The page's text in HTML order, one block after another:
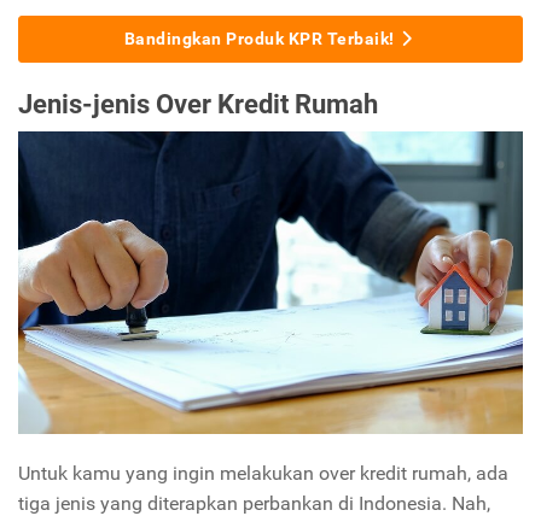
Bandingkan Produk KPR Terbaik!
Jenis-jenis Over Kredit Rumah
Untuk kamu yang ingin melakukan over kredit rumah, ada
tiga jenis yang diterapkan perbankan di Indonesia. Nah,